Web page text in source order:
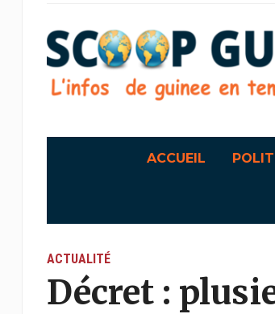
ACCUEIL
ACTUALITÉ
Décret :